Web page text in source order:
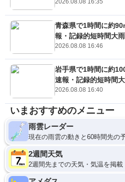
2026.08.08 16:35
青森県で1時間に約
報・記録的短時間大雨
2026.08.08 16:46
岩手県で1時間に約
速報・記録的短時間
2026.08.08 16:40
いまおすすめのメニュー
雨雲レーダー
現在の雨雲の動きと60時間先の
2週間天気
2週間先までの天気・気温を掲載